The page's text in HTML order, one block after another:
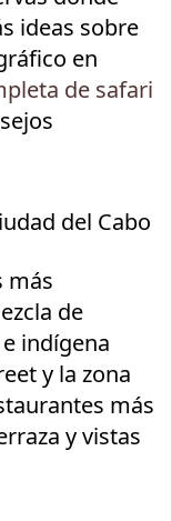
ideas sobre
en
de safari
del Cabo
más
de
indígena
y la zona
más
y vistas